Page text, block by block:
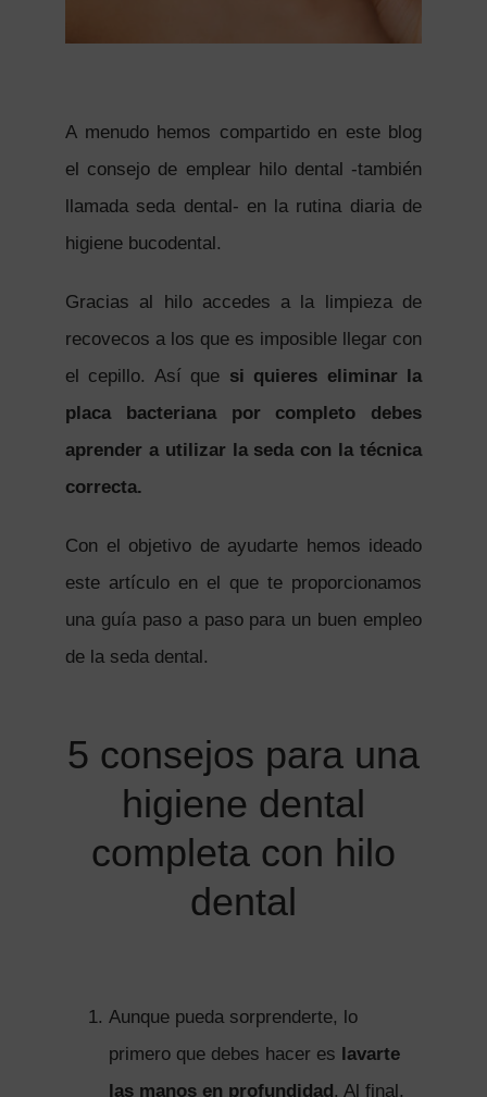
A menudo hemos compartido en este blog
el consejo de emplear hilo dental -también
llamada seda dental- en la rutina diaria de
higiene bucodental.
Gracias al hilo accedes a la limpieza de
recovecos a los que es imposible llegar con
el cepillo. Así que si quieres eliminar la
placa bacteriana por completo debes
aprender a utilizar la seda con la técnica
correcta.
Con el objetivo de ayudarte hemos ideado
este artículo en el que te proporcionamos
una guía paso a paso para un buen empleo
de la seda dental.
5 consejos para una
higiene dental
completa con hilo
dental
Aunque pueda sorprenderte, lo
primero que debes hacer es lavarte
las manos en profundidad. Al final,